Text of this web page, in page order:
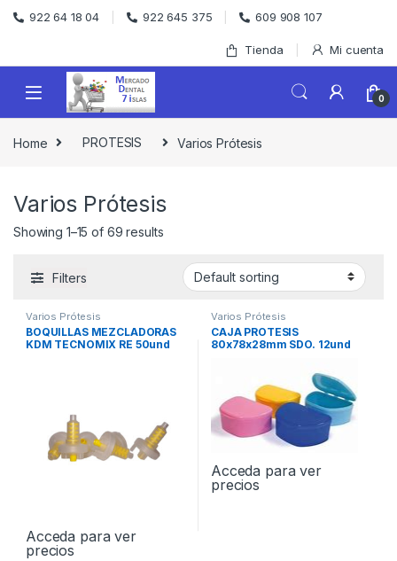
Skip to navigation
Skip to content
922 64 18 04 922 645 375 609 908 107
Tienda Mi cuenta
0
Home PROTESIS Varios Prótesis
Varios Prótesis
Showing 1–15 of 69 results
Filters
Varios Prótesis
BOQUILLAS MEZCLADORAS
KDM TECNOMIX RE 50und
Acceda para ver
precios
Varios Prótesis
CAJA PROTESIS
80x78x28mm SDO. 12und
Acceda para ver
precios